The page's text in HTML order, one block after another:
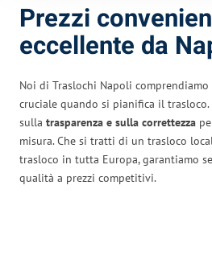
Prezzi
eccellente da
Noi di Traslochi Napoli
cruciale quando si pianifica il trasloco.
sulla trasparenza e sulla correttezza
misura. Che si tratti di un trasloco
trasloco in tutta Europa, garantiamo
qualità a prezzi competitivi.